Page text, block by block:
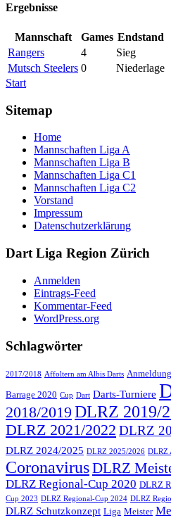
Ergebnisse
Mannschaft Games Endstand
Rangers
4
Sieg
Mutsch Steelers 0
Niederlage
Start
Sitemap
Home
Mannschaften Liga A
Mannschaften Liga B
Mannschaften Liga C1
Mannschaften Liga C2
Vorstand
Impressum
Datenschutzerklärung
Dart Liga Region Zürich
Anmelden
Eintrags-Feed
Kommentar-Feed
WordPress.org
Schlagwörter
2017/2018 Affoltern am Albis Darts Anmeldung
Barrage 2020 Cup Dart Darts-Turniere
2018/2019 DLRZ 2019/
DLRZ 2021/2022 DLRZ
DLRZ 2024/2025 DLRZ 2025/2026 DLRZ
CoronavirusDLRZ
DLRZ Regional-Cup 2020 DLRZ
Cup 2023 DLRZ Regional-Cup 2024 DLRZ
DLRZ Schutzkonzept Liga Meister